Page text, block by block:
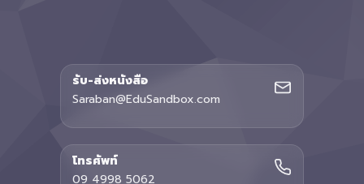
รับ-ส่งหนังสือ
Saraban@EduSandbox.com
โทรศัพท์
09 4998 5062